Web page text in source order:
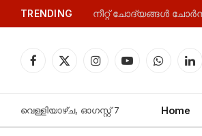
TRENDING
Facebook
X
InstagramYouTubeWhatsApp
വെള്ളിയാഴ്‌ച, ഓഗസ്റ്റ്‌ 7 Home